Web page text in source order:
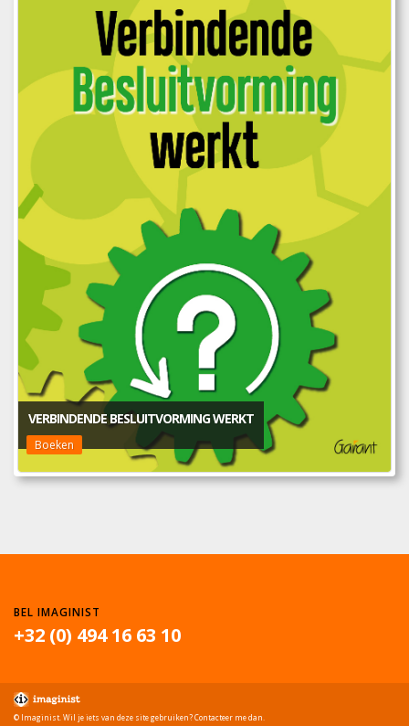
VERBINDENDE BESLUITVORMING WERKT
Boeken
BEL IMAGINIST
+32 (0) 494 16 63 10
© Imaginist. Wil je iets van deze site gebruiken? Contacteer me dan.